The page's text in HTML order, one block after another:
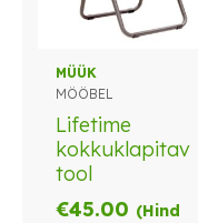
MÜÜK
MÖÖBEL
Lifetime
kokkuklapitav
tool
€45.00 (Hind